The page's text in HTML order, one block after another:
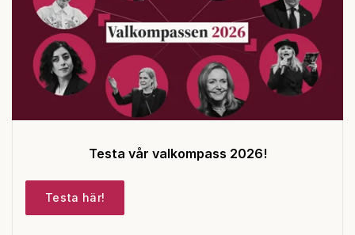
Testa vår valkompass 2026!
Testa här!